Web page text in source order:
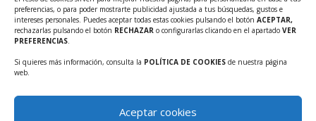
preferencias, o para poder mostrarte publicidad ajustada a tus búsquedas, gustos e
intereses personales. Puedes aceptar todas estas cookies pulsando el botón ACEPTAR,
rechazarlas pulsando el botón RECHAZAR o configurarlas clicando en el apartado VER
PREFERENCIAS.
Si quieres más información, consulta la POLÍTICA DE COOKIES de nuestra página
web.
Aceptar cookies
contratación de servicios de Innovación y
Competitividad para apoyar rondas de financiación.
Inscripciones abiertas!!